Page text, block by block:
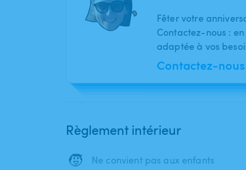
Fêter votre
Contactez-nous :
adaptée à vos
Contactez-nous
Règlement intérieur
🧒 Ne convient pas aux enfants